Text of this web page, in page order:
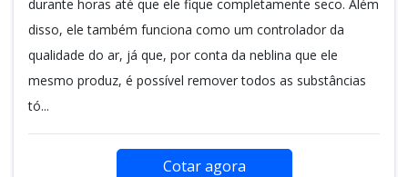
durante horas até que ele fique completamente seco. Além
disso, ele também funciona como um controlador da
qualidade do ar, já que, por conta da neblina que ele
mesmo produz, é possível remover todos as substâncias
tó...
Cotar agora